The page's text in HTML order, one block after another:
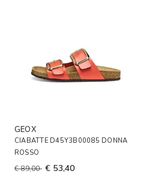
GEOX
CIABATTE D45Y3B00085 DONNA
ROSSO
€ 89,00 € 53,40